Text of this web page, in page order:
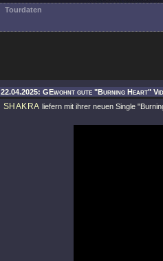
Tourdaten
22.04.2025: GEwohnt gute "Burning Heart"
SHAKRA liefern mit ihrer neuen Single